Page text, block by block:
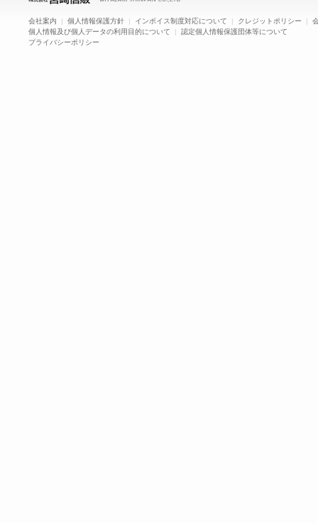
会社案内 | 個人情報保護方針 | インボイス制度対応について | クレジットポリシー |
個人情報及び個人データの利用目的について | 認定個人情報保護団体等について
プライバシーポリシー